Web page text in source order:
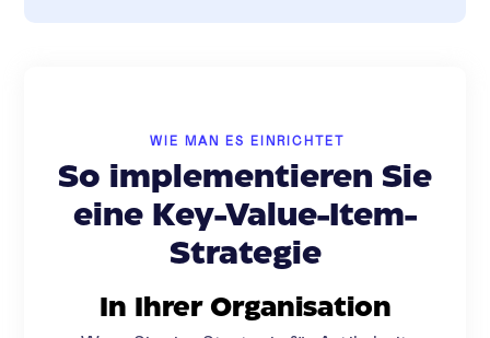
WIE MAN ES EINRICHTET
So implementieren Sie
eine Key-Value-Item-
Strategie
In Ihrer Organisation